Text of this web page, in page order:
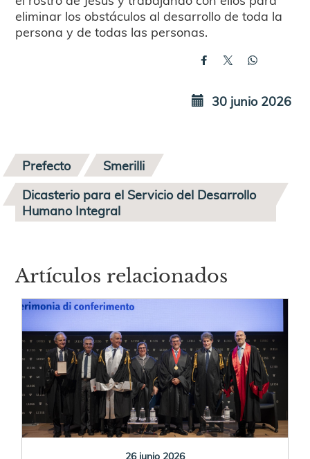
eliminar los obstáculos al desarrollo de toda la
persona y de todas las personas.
30 junio 2026
Prefecto
Smerilli
Dicasterio para el Servicio del Desarrollo
Humano Integral
Artículos relacionados
26 junio 2026